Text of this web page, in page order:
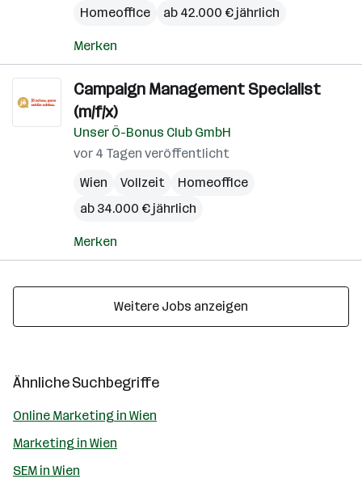
Homeoffice
ab 42.000 € jährlich
Merken
Campaign Management Specialist
(m/f/x)
Unser Ö-Bonus Club GmbH
vor 4 Tagen veröffentlicht
Wien
Vollzeit
Homeoffice
ab 34.000 € jährlich
Merken
Weitere Jobs anzeigen
Ähnliche Suchbegriffe
Online Marketing in Wien
Marketing in Wien
SEM in Wien